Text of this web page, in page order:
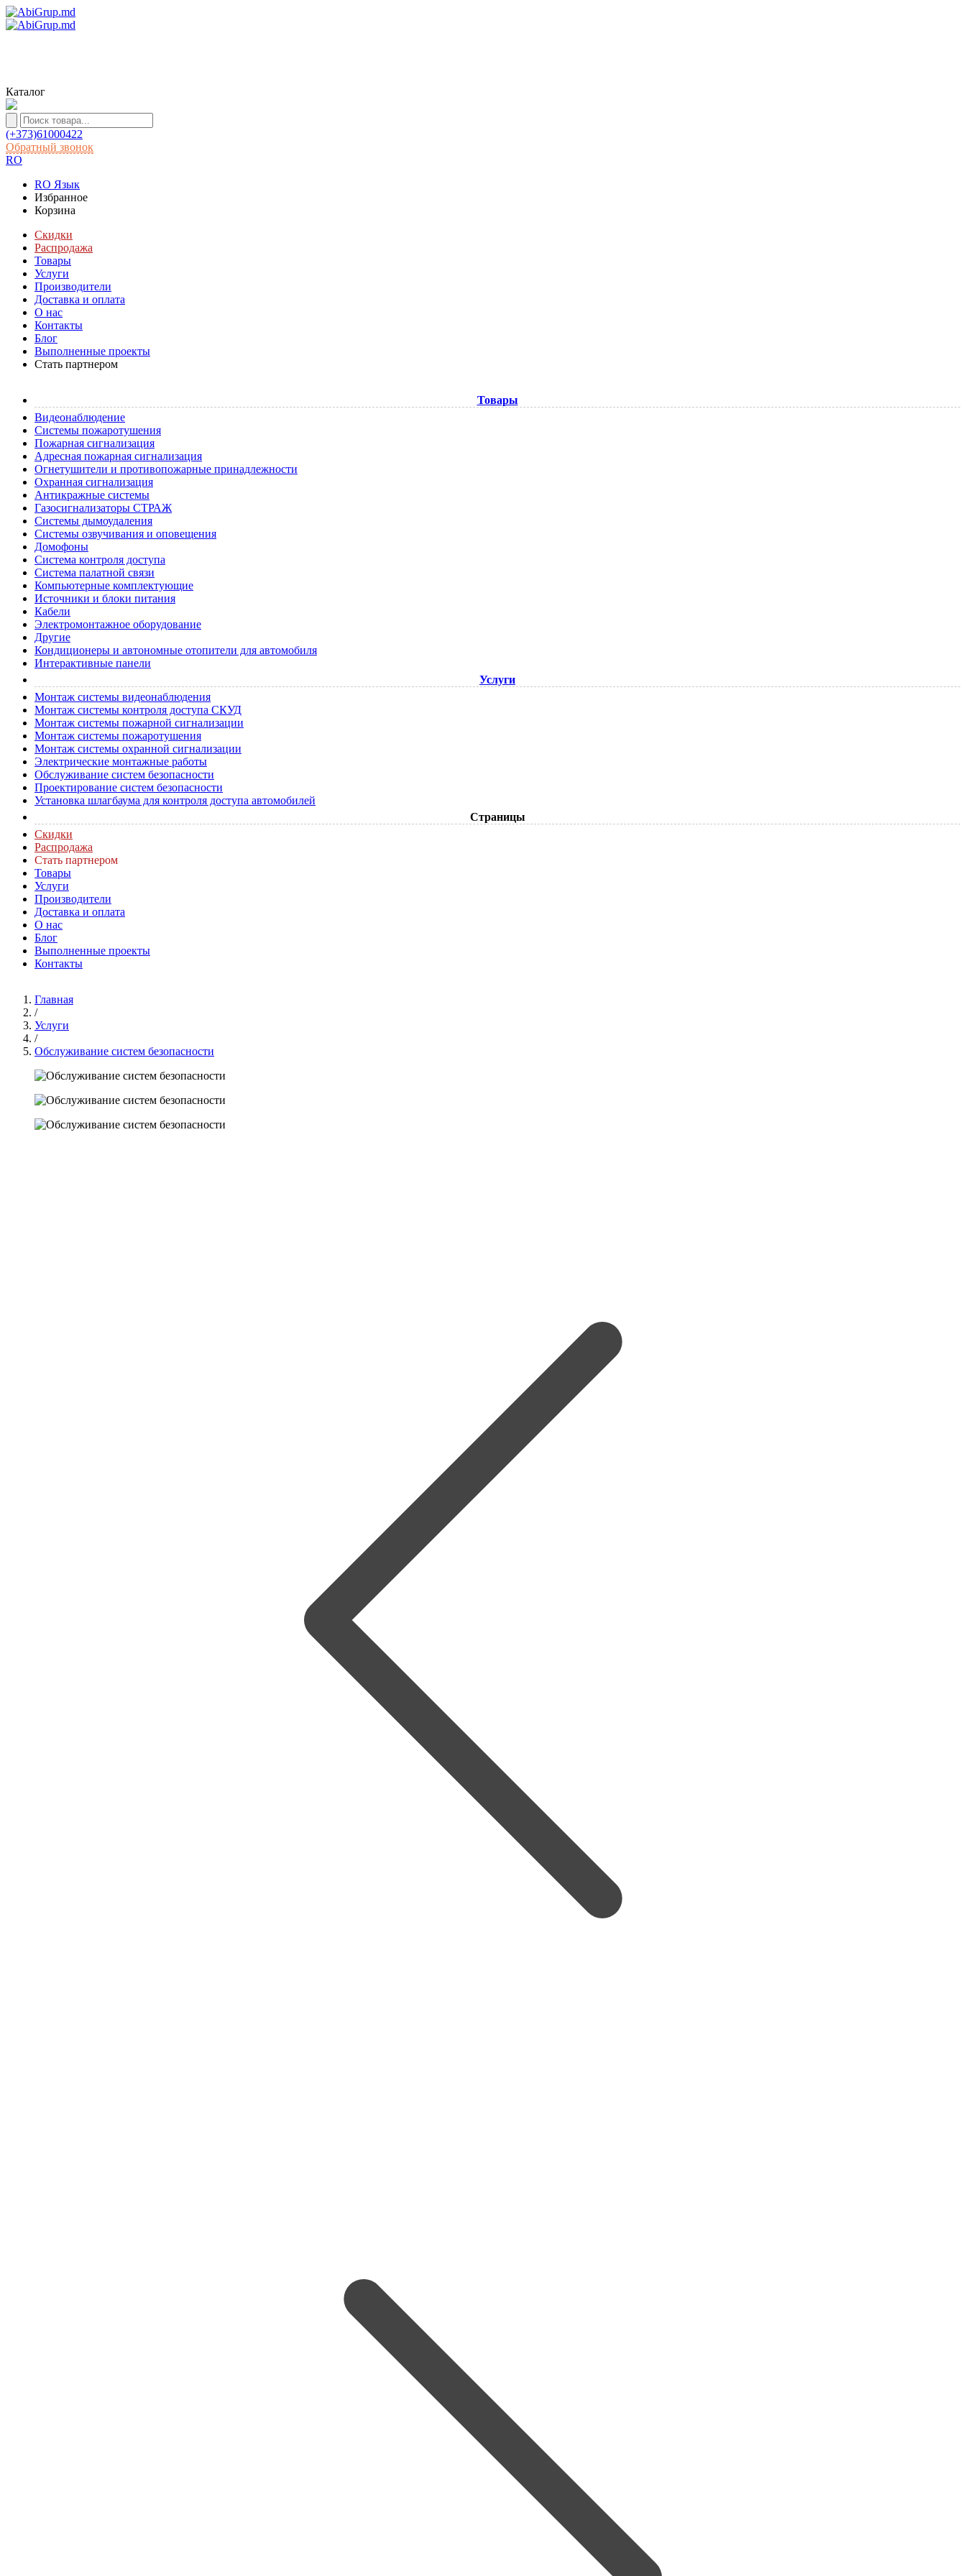
Каталог
(+373)61000422
Обратный звонок
RO
RO Язык
Избранное
Корзина
Скидки
Распродажа
Товары
Услуги
Производители
Доставка и оплата
О нас
Контакты
Блог
Выполненные проекты
Стать партнером
Товары
Видеонаблюдение
Системы пожаротушения
Пожарная сигнализация
Адресная пожарная сигнализация
Огнетушители и противопожарные принадлежности
Охранная сигнализация
Антикражные системы
Газосигнализаторы СТРАЖ
Системы дымоудаления
Системы озвучивания и оповещения
Домофоны
Система контроля доступа
Система палатной связи
Компьютерные комплектующие
Источники и блоки питания
Кабели
Электромонтажное оборудование
Другие
Кондиционеры и автономные отопители для автомобиля
Интерактивные панели
Услуги
Монтаж системы видеонаблюдения
Монтаж системы контроля доступа СКУД
Монтаж системы пожарной сигнализации
Монтаж системы пожаротушения
Монтаж системы охранной сигнализации
Электрические монтажные работы
Обслуживание систем безопасности
Проектирование систем безопасности
Установка шлагбаума для контроля доступа автомобилей
Страницы
Скидки
Распродажа
Стать партнером
Товары
Услуги
Производители
Доставка и оплата
О нас
Блог
Выполненные проекты
Контакты
Главная
/
Услуги
/
Обслуживание систем безопасности